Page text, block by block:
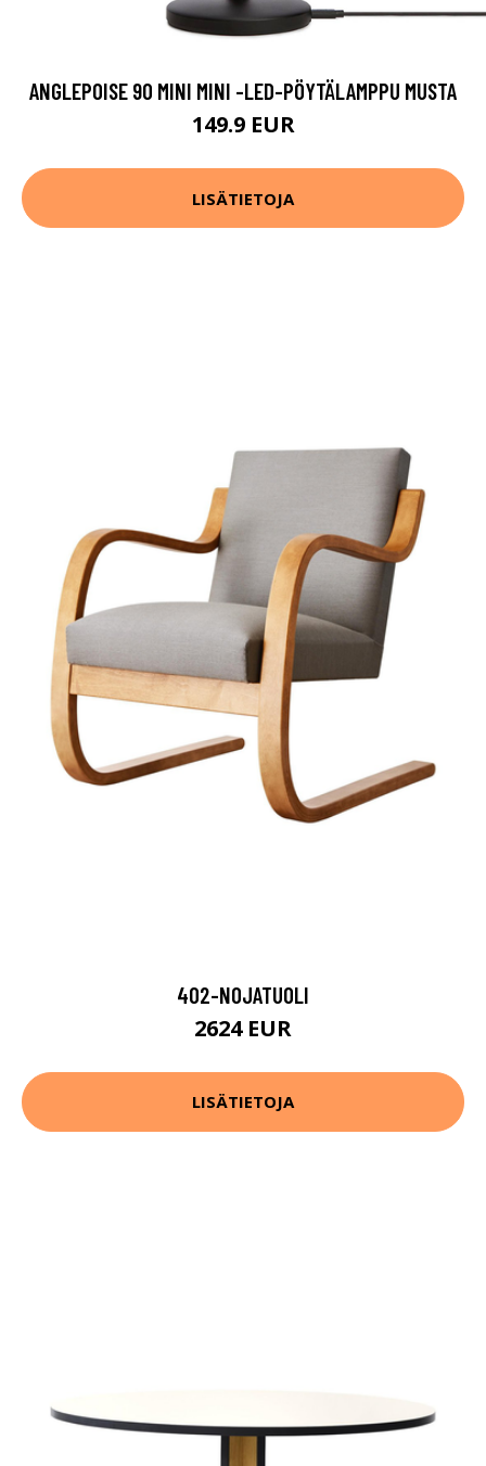
ANGLEPOISE 90 MINI MINI -LED-PÖYTÄLAMPPU MUSTA
149.9 EUR
LISÄTIETOJA
402-NOJATUOLI
2624 EUR
LISÄTIETOJA